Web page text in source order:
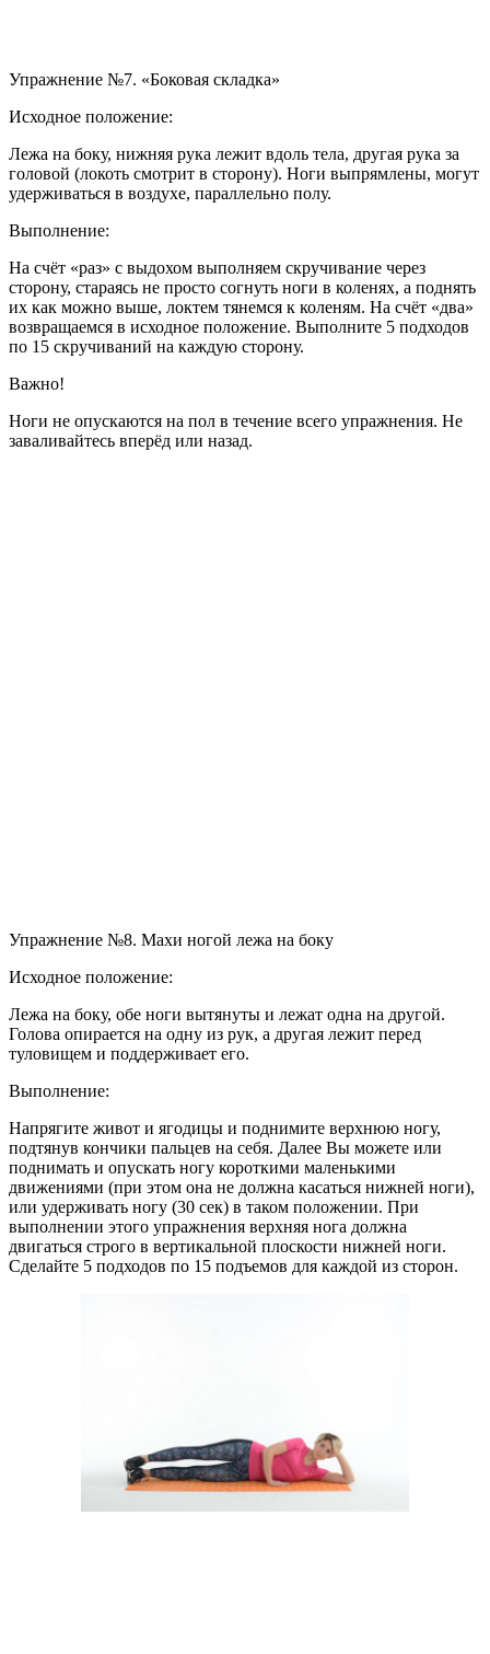
Упражнение №7. «Боковая складка»
Исходное положение:
Лежа на боку, нижняя рука лежит вдоль тела, другая рука за
головой (локоть смотрит в сторону). Ноги выпрямлены, могут
удерживаться в воздухе, параллельно полу.
Выполнение:
На счёт «раз» с выдохом выполняем скручивание через
сторону, стараясь не просто согнуть ноги в коленях, а поднять
их как можно выше, локтем тянемся к коленям. На счёт «два»
возвращаемся в исходное положение. Выполните 5 подходов
по 15 скручиваний на каждую сторону.
Важно!
Ноги не опускаются на пол в течение всего упражнения. Не
заваливайтесь вперёд или назад.
Упражнение №8. Махи ногой лежа на боку
Исходное положение:
Лежа на боку, обе ноги вытянуты и лежат одна на другой.
Голова опирается на одну из рук, а другая лежит перед
туловищем и поддерживает его.
Выполнение:
Напрягите живот и ягодицы и поднимите верхнюю ногу,
подтянув кончики пальцев на себя. Далее Вы можете или
поднимать и опускать ногу короткими маленькими
движениями (при этом она не должна касаться нижней ноги),
или удерживать ногу (30 сек) в таком положении. При
выполнении этого упражнения верхняя нога должна
двигаться строго в вертикальной плоскости нижней ноги.
Сделайте 5 подходов по 15 подъемов для каждой из сторон.